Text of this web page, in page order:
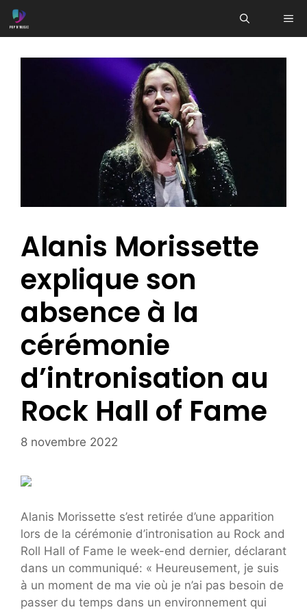
Aller
au
Alanis Morissette
explique son
absence à la
cérémonie
d’intronisation au
Rock Hall of Fame
8 novembre 2022
Alanis Morissette s’est retirée d’une apparition
lors de la cérémonie d’intronisation au Rock and
Roll Hall of Fame le week-end dernier, déclarant
dans un communiqué: « Heureusement, je suis
à un moment de ma vie où je n’ai pas besoin de
passer du temps dans un environnement qui